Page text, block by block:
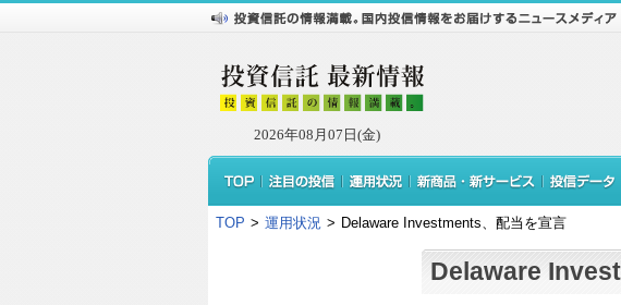
2026年08月07日(金)
TOP > 運用状況 > Delaware Investments、配当を宣言
Delaware